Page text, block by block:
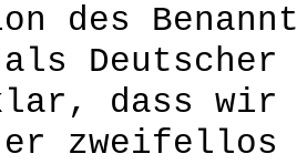
des
als
dass wir
er zweifellos